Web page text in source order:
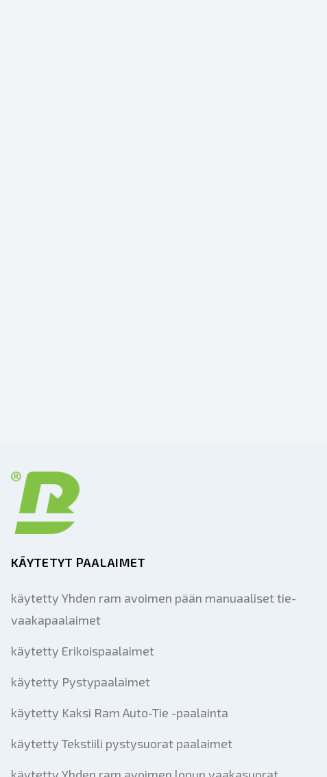
KÄYTETYT PAALAIMET
käytetty Yhden ram avoimen pään manuaaliset tie-
vaakapaalaimet
käytetty Erikoispaalaimet
käytetty Pystypaalaimet
käytetty Kaksi Ram Auto-Tie -paalainta
käytetty Tekstiili pystysuorat paalaimet